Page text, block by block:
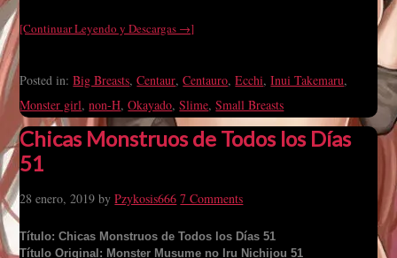
[Continuar Leyendo y Descargas →]
Posted in:Big Breasts,Centaur,Centauro,Ecchi,Inui Takemaru,
Monster girl,non-H,Okayado,Slime,Small Breasts
Chicas Monstruos de Todos los Días
51
28 enero, 2019 byPzykosis666 7 Comments
Título: Chicas Monstruos de Todos los Días 51
Título Original: Monster Musume no Iru Nichijou 51